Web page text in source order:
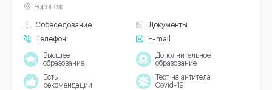
Собеседование
Документы
Телефон
E-mail
Воронеж
Высшее
образование
Дополнительное
образование
Есть
рекомендации
Тест на антитела
Covid-19